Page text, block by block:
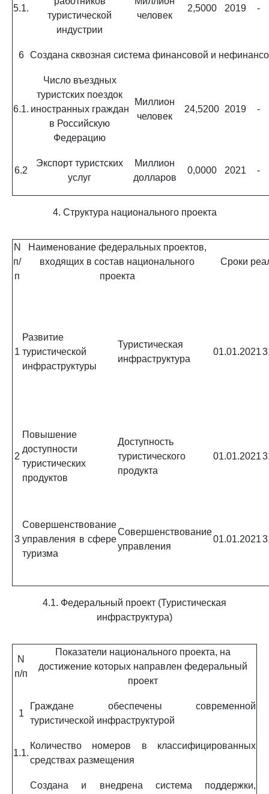
5.1.
туристической
индустрии
человек
2,5000 2019 -
6 Создана сквозная система финансовой и
6.1.
Число въездных
туристских поездок
иностранных граждан
в Российскую
Федерацию
Миллион
человек
24,5200 2019 -
6.2
Экспорт туристских
услуг
Миллион
долларов
0,0000 2021 -
4. Структура национального проекта
N
п/
п
Наименование федеральных проектов,
входящих в состав национального
проекта
Сроки
1
Развитие
туристической
инфраструктуры
Туристическая
инфраструктура
01.01.2021
2
Повышение
доступности
туристических
продуктов
Доступность
туристического
продукта
01.01.2021
3
Совершенствование
управления в сфере
туризма
Совершенствование
управления
01.01.2021
4.1. Федеральный проект (Туристическая
инфраструктура)
N
п/п
Показатели национального проекта, на
достижение которых направлен федеральный
проект
1
Граждане обеспечены современной
туристической инфраструктурой
1.1.
Количество номеров в классифицированных
средствах размещения
Создана и внедрена система поддержки,